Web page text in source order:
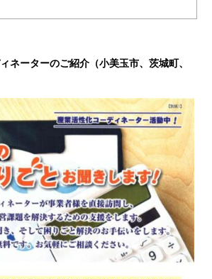
ネーターのご紹介（小美玉市、茨城町、